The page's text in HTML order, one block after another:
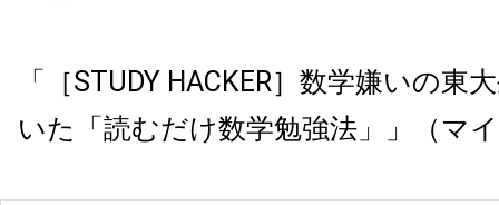
「［STUDY HACKER］数学嫌いの東
いた「読むだけ数学勉強法」」（マ